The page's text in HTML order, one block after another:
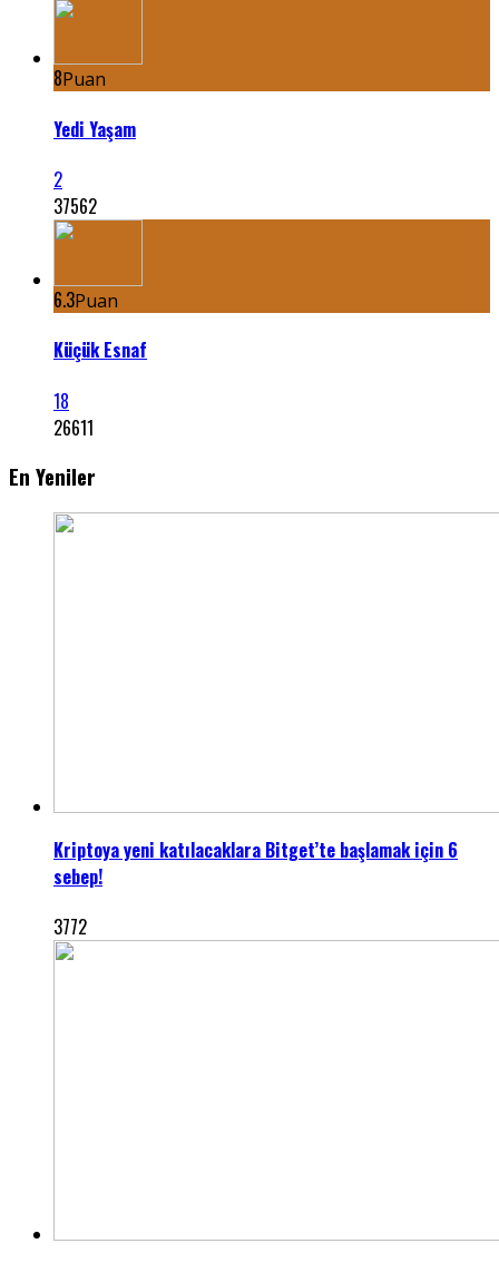
8Puan
Yedi Yaşam
2
37562
6.3Puan
Küçük Esnaf
18
26611
En Yeniler
Kriptoya yeni katılacaklara Bitget’te başlamak için 6
sebep!
3772